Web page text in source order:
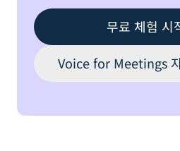
무료 체험 시
Voice for Meetings